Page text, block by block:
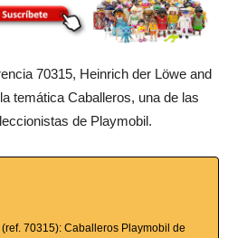
70315, Heinrich der Löwe and
temática Caballeros, una de las
de Playmobil.
70315): Caballeros Playmobil de